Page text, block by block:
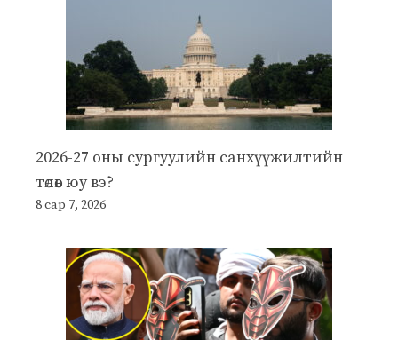
2026-27 оны сургуулийн санхүүжилтийн
төлөв юу вэ?
8 сар 7, 2026